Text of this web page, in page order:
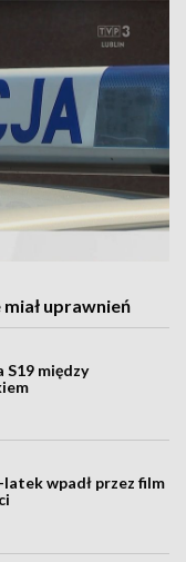
miał uprawnień
S19 między
latek wpadł przez film